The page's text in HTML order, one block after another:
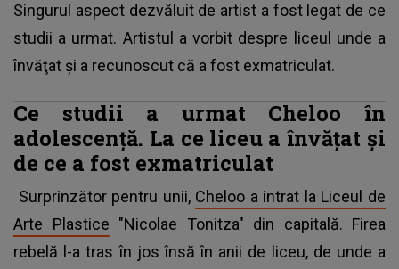
Singurul aspect dezvăluit de artist a fost legat de ce
studii a urmat. Artistul a vorbit despre liceul unde a
învăţat şi a recunoscut că a fost exmatriculat.
Ce studii a urmat Cheloo în
adolescenţă. La ce liceu a învăţat şi
de ce a fost exmatriculat
Surprinzător pentru unii, Cheloo a intrat la Liceul de
Arte Plastice "Nicolae Tonitza" din capitală. Firea
rebelă l-a tras în jos însă în anii de liceu, de unde a